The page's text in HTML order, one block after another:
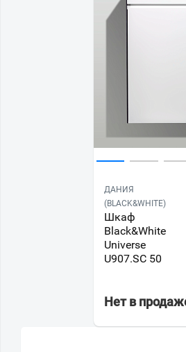
ДАНИЯ
(BLACK&WHITE)
Шкаф
Black&White
Universe
U907.SC 50
Нет в